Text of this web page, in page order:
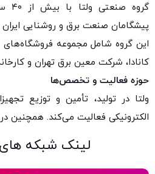
پیشگامان صنعت برق و روشنایی
این گروه شامل مجموعه فروشگاه‌های
کانادا، شرکت معین برق تهران و
حوزه فعالیت و تخصص‌ها
ولتا در تولید، تأمین و توزیع
الکترونیکی فعالیت می‌کند. همچنین
لینک شبکه